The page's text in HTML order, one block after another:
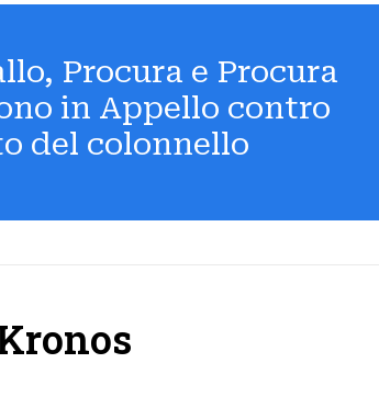
Procura e Procura
in Appello contro
del colonnello